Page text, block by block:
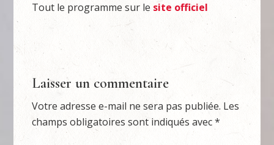
Tout le programme sur le site officiel
Laisser un commentaire
Votre adresse e-mail ne sera pas publiée. Les
champs obligatoires sont indiqués avec*